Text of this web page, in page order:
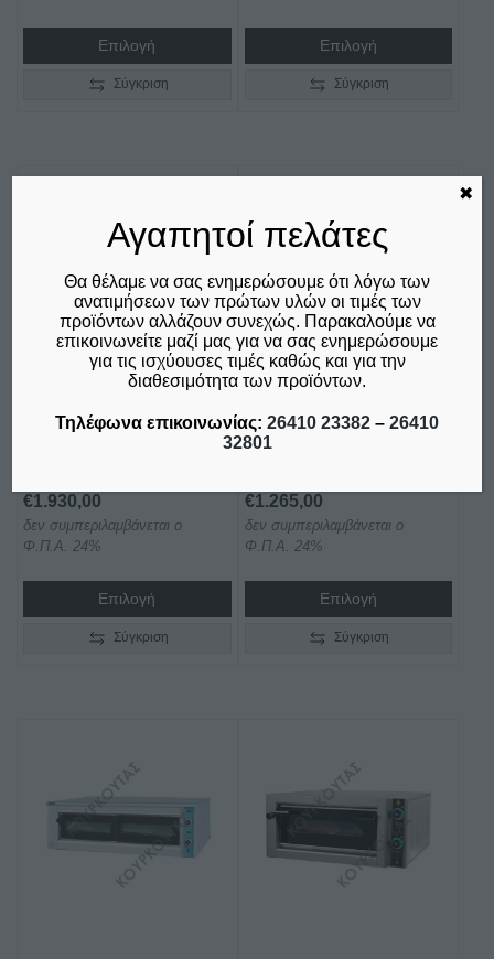
through
Επιλογή
Σύγκριση
Επιλογή
Σύγκριση
ΗΛΕΚΤΡΙΚΟΣ
€1.930,00
δεν συμπεριλαμβάνεται ο
Φ.Π.Α. 24%
Επιλογή
Σύγκριση
ΗΛΕΚΤΡΙΚΟΣ
ΦΟΥΡΝΟΣ ΠΙΤΣΑΣ
€1.265,00
δεν συμπεριλαμβάνεται ο
Φ.Π.Α. 24%
Επιλογή
Σύγκριση
Αγαπητοί πελάτες
Θα θέλαμε να σας ενημερώσουμε ότι λόγω των
ανατιμήσεων των πρώτων υλών οι τιμές των
προϊόντων αλλάζουν συνεχώς. Παρακαλούμε να
επικοινωνείτε μαζί μας για να σας ενημερώσουμε
για τις ισχύουσες τιμές καθώς και για την
διαθεσιμότητα των προϊόντων.
Τηλέφωνα επικοινωνίας: 26410 23382 – 26410
32801
✖